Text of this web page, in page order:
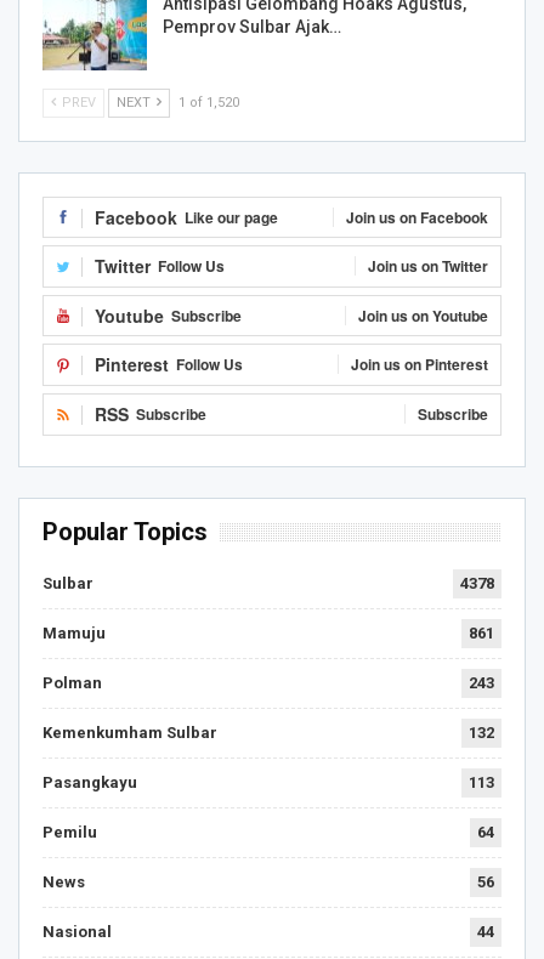
Pemprov Sulbar Ajak…
PREV NEXT 1 of 1,520
Facebook Like our page Join us on Facebook
Twitter Follow Us Join us on Twitter
Youtube Subscribe Join us on Youtube
Pinterest Follow Us Join us on Pinterest
RSS Subscribe Subscribe
Popular Topics
Sulbar 4378
Mamuju 861
Polman 243
Kemenkumham Sulbar 132
Pasangkayu 113
Pemilu 64
News 56
Nasional 44